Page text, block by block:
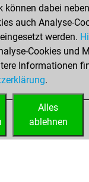
Montag, Oktober
2021
You played 40
games
Play
You scored +18
=1 -21 in blitz
können dabei
auch Analyse-
werden.
Cookies und
Informationen
.
Alles
ablehnen